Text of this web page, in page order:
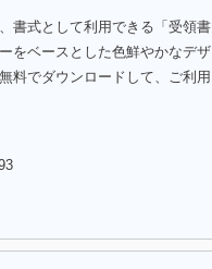
書式として利用できる「受領
をベースとした色鮮やかなデ
料でダウンロードして、ご利用